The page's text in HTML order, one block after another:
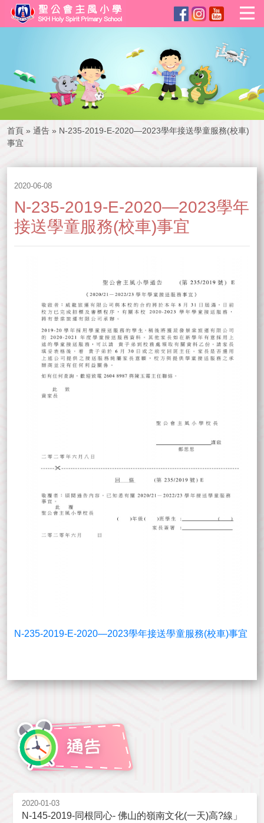
首頁 » 通告 » N-235-2019-E-2020—2023學年接送學童服務(校車)
事宜
2020-06-08
N-235-2019-E-2020—2023學年
接送學童服務(校車)事宜
N-235-2019-E-2020—2023學年接送學童服務(校車)事宜
2020-01-03
N-145-2019-同根同心- 佛山的嶺南文化(一天)高?線」